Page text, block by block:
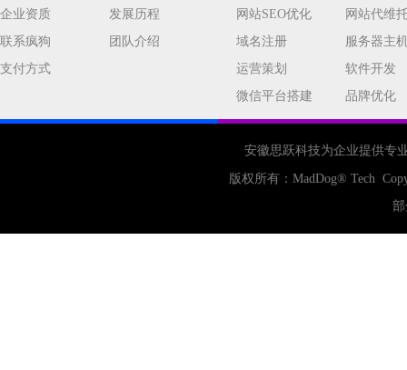
网站seo 专业
网站备案 电商 技术 原因
企业资质
发展历程
联系疯狗
团队介绍
支付方式
网站SEO优化
网站代维
域名注册
服务器主
运营策划
软件开发
微信平台搭建
品牌优化
安徽思跃科技为企业提供专
版权所有： MadDog® Tech